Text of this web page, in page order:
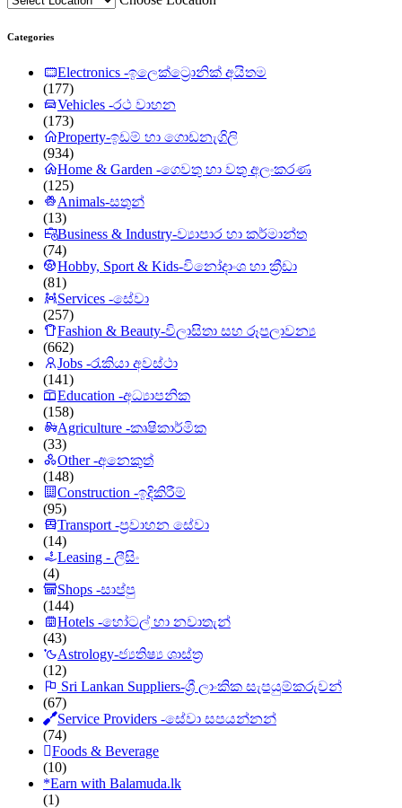
Categories
Electronics -ඉලෙක්ට්‍රොනික් අයිතම
(177)
Vehicles -රථ වාහන
(173)
Property-ඉඩම් හා ගොඩනැගිලි
(934)
Home & Garden -ගෙවතු හා වතු අලංකරණ
(125)
Animals-සතුන්
(13)
Business & Industry-ව්‍යාපාර හා කර්මාන්ත
(74)
Hobby, Sport & Kids-විනෝදාංශ හා ක්‍රීඩා
(81)
Services -සේවා
(257)
Fashion & Beauty-විලාසිතා සහ රූපලාවන්‍ය
(662)
Jobs -රැකියා අවස්ථා
(141)
Education -අධ්‍යාපනික
(158)
Agriculture -කෘෂිකාර්මික
(33)
Other -අනෙකුත්
(148)
Construction -ඉදිකිරීම්
(95)
Transport -ප්‍රවාහන සේවා
(14)
Leasing - ලීසිං
(4)
Shops -සාප්පු
(144)
Hotels -හෝටල් හා නවාතැන්
(43)
Astrology-ජ්‍යතිෂ්‍ය ශාස්ත්‍ර
(12)
Sri Lankan Suppliers-ශ්‍රී ලාංකික සැපයුම්කරුවන්
(67)
Service Providers -සේවා සපයන්නන්
(74)
Foods & Beverage
(10)
*Earn with Balamuda.lk
(1)